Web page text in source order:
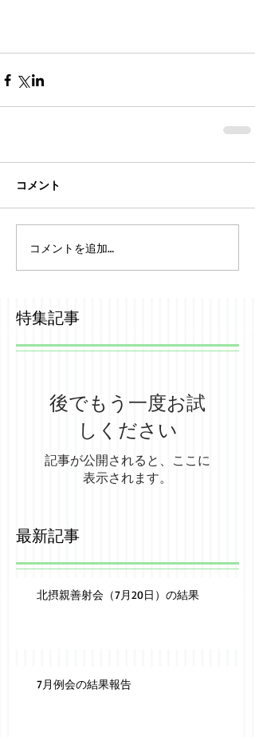
コメント
コメントを追加…
特集記事
後でもう一度お試
しください
記事が公開されると、ここに
表示されます。
最新記事
北摂親善射会（7月20日）の結果
7月例会の結果報告